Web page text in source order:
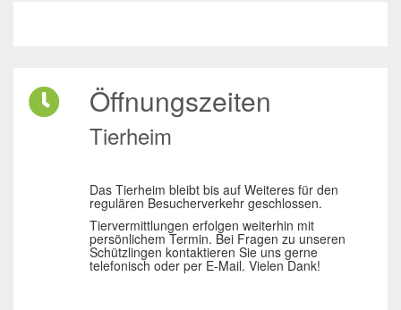
Öffnungszeiten
Tierheim
Das Tierheim bleibt bis auf Weiteres für den
regulären Besucherverkehr geschlossen.
Tiervermittlungen erfolgen weiterhin mit
persönlichem Termin. Bei Fragen zu unseren
Schützlingen kontaktieren Sie uns gerne
telefonisch oder per E-Mail. Vielen Dank!